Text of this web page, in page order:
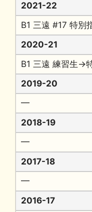
2021-22
B1 三遠 #17 特別
2020-21
B1 三遠 練習生→
2019-20
━
2018-19
━
2017-18
━
2016-17